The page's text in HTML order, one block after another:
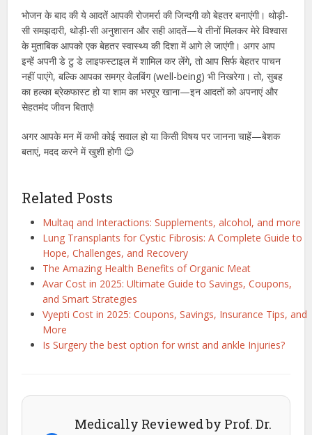
भोजन के बाद की ये आदतें आपकी रोजमर्रा की जिन्दगी को बेहतर बनाएंगी। थोड़ी-
सी समझदारी, थोड़ी-सी अनुशासन और सही आदतें—ये तीनों मिलकर मेरे विश्वास
के मुताबिक आपको एक बेहतर स्वास्थ्य की दिशा में आगे ले जाएंगी। अगर आप
इन्हें अपनी डे टु डे लाइफस्टाइल में शामिल कर लेंगे, तो आप सिर्फ बेहतर पाचन
नहीं पाएंगे, बल्कि आपका समग्र वेलबिंग (well-being) भी निखरेगा। तो, सुबह
का हल्का ब्रेकफास्ट हो या शाम का भरपूर खाना—इन आदतों को अपनाएं और
सेहतमंद जीवन बिताएं!
अगर आपके मन में कभी कोई सवाल हो या किसी विषय पर जानना चाहें—बेशक
बताएं, मदद करने में खुशी होगी 😊
Related Posts
Multaq and Interactions: Supplements, alcohol, and more
Lung Transplants for Cystic Fibrosis: A Complete Guide to
Hope, Challenges, and Recovery
The Amazing Health Benefits of Organic Meat
Avar Cost in 2025: Ultimate Guide to Savings, Coupons,
and Smart Strategies
Vyepti Cost in 2025: Coupons, Savings, Insurance Tips, and
More
Is Surgery the best option for wrist and ankle Injuries?
Medically Reviewed by Prof. Dr.